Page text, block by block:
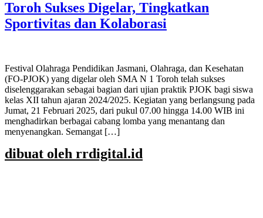
Toroh Sukses Digelar, Tingkatkan
Sportivitas dan Kolaborasi
Festival Olahraga Pendidikan Jasmani, Olahraga, dan Kesehatan
(FO-PJOK) yang digelar oleh SMA N 1 Toroh telah sukses
diselenggarakan sebagai bagian dari ujian praktik PJOK bagi siswa
kelas XII tahun ajaran 2024/2025. Kegiatan yang berlangsung pada
Jumat, 21 Februari 2025, dari pukul 07.00 hingga 14.00 WIB ini
menghadirkan berbagai cabang lomba yang menantang dan
menyenangkan. Semangat […]
dibuat oleh rrdigital.id